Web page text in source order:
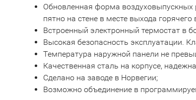
Обновленная форма воздуховыпускных
пятно на стене в месте выхода горячего
Встроенный электронный термостат в
Высокая безопасность эксплуатации.
Температура наружной панели не
Качественная сталь на корпусе,
Сделано на заводе в Норвегии;
Возможно объединение в